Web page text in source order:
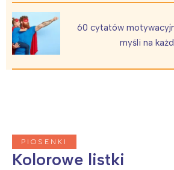
60 cytatów
myśli na
PIOSENKI
Kolorowe listki
Trójmiasto